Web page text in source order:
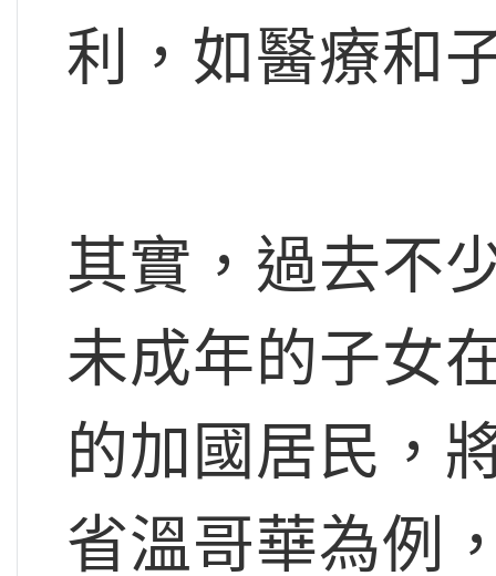
利，如醫療和
其實，過去不
未成年的子女
的加國居民，
省溫哥華為例